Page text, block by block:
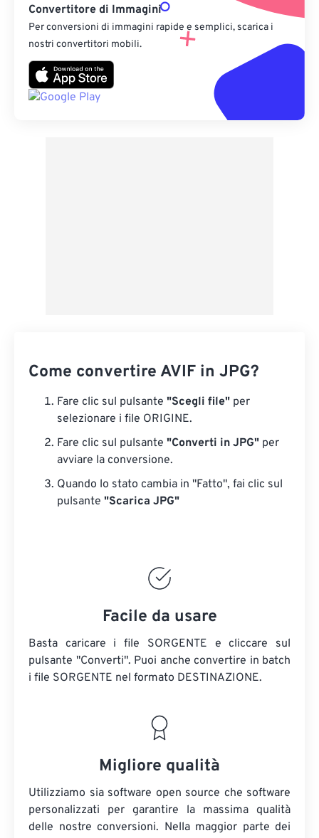
Convertitore di Immagini
Per conversioni di immagini rapide e semplici, scarica i
nostri convertitori mobili.
Come convertire AVIF in JPG?
Fare clic sul pulsante "Scegli file" per
selezionare i file ORIGINE.
Fare clic sul pulsante "Converti in JPG" per
avviare la conversione.
Quando lo stato cambia in "Fatto", fai clic sul
pulsante "Scarica JPG"
Facile da usare
Basta caricare i file SORGENTE e cliccare sul
pulsante "Converti". Puoi anche convertire in batch
i file SORGENTE nel formato DESTINAZIONE.
Migliore qualità
Utilizziamo sia software open source che software
personalizzati per garantire la massima qualità
delle nostre conversioni. Nella maggior parte dei